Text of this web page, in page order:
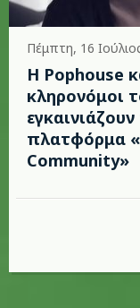
Πέμπτη, 16
Η Pophouse
κληρονόμοι
πλατφόρμα
Community»